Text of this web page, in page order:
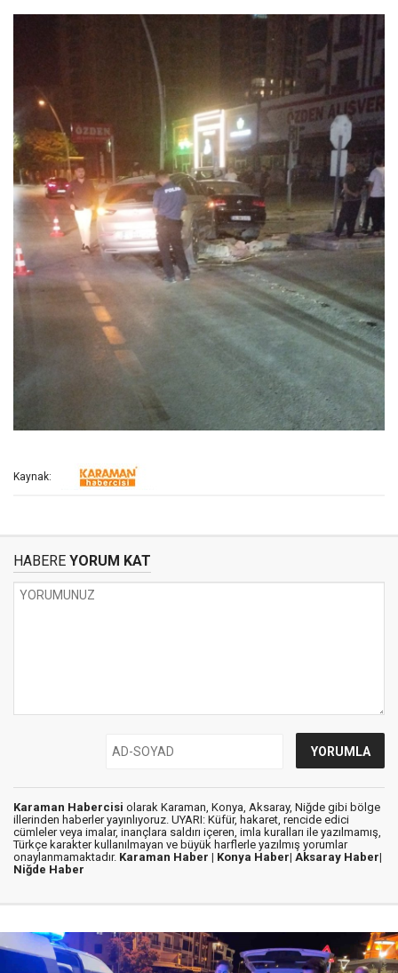
Kaynak:
HABERE YORUM KAT
Karaman Habercisi olarak Karaman, Konya, Aksaray, Niğde gibi bölge
illerinden haberler yayınlıyoruz. UYARI: Küfür, hakaret, rencide edici
cümleler veya imalar, inançlara saldırı içeren, imla kuralları ile yazılmamış,
Türkçe karakter kullanılmayan ve büyük harflerle yazılmış yorumlar
onaylanmamaktadır. Karaman Haber | Konya Haber| Aksaray Haber|
Niğde Haber